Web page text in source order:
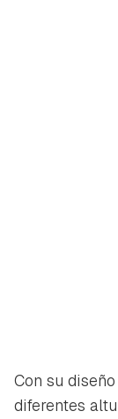
Con su
diferentes